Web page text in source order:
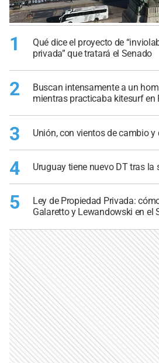
1
Qué dice el proyecto de
privada” que tratará el Senado
2
Buscan intensamente a un
mientras practicaba kitesurf en
3 Unión, con vientos de cambio y
4 Uruguay tiene nuevo DT tras la
5
Ley de Propiedad Privada:
Galaretto y Lewandowski en el